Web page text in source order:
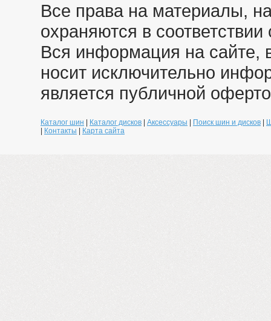
Все права на материалы,
охраняются в
Вся информация на сайте,
носит исключительно
является публичной
Каталог шин Каталог дисков Аксессуары Поиск шин и дисков
Контакты Карта сайта